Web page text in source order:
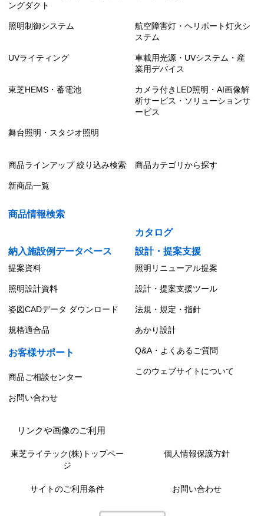
ングダクト
照明制御システム
航空障害灯・ヘリポート灯火シ
ステム
UVライティング
車載用光源・UVシステム・産
業用デバイス
東芝HEMS・蓄電池
カメラ付きLED照明・AI画像解
析サービス・ソリューションサ
ービス
舞台照明・スタジオ照明
商品ラインアップ 絞り込み検索 商品カテゴリから探す
新商品一覧
商品情報検索
カタログ
納入施設例データベース
設計・提案支援
提案資料 照明リニューアル提案
照明設計資料 設計・提案支援ツール
姿図CADデータ ダウンロード 法規・規定・指針
規格適合品 あかり設計
お客様サポート Q&A・よくあるご質問
商品ご相談センター
このウェブサイトについて
お問い合わせ
リンクや画像のご利用
東芝ライテック(株)トップペー
ジ
個人情報保護方針
サイトのご利用条件 お問い合わせ